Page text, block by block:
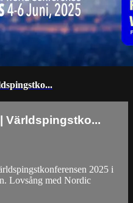
Världspingstko...
2025 i
Lovsång med Nordic